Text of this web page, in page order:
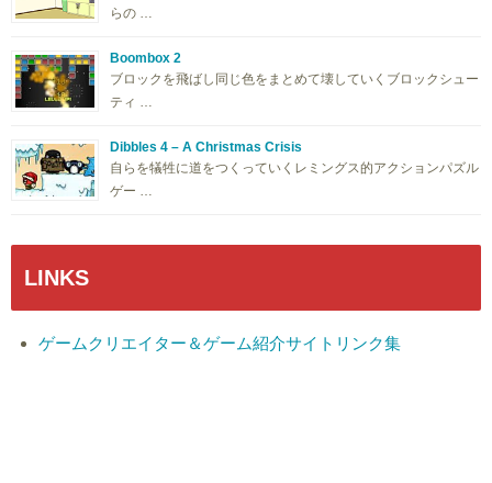
らの …
Boombox 2
ブロックを飛ばし同じ色をまとめて壊していくブロックシュー
ティ …
Dibbles 4 – A Christmas Crisis
自らを犠牲に道をつくっていくレミングス的アクションパズル
ゲー …
LINKS
ゲームクリエイター＆ゲーム紹介サイトリンク集